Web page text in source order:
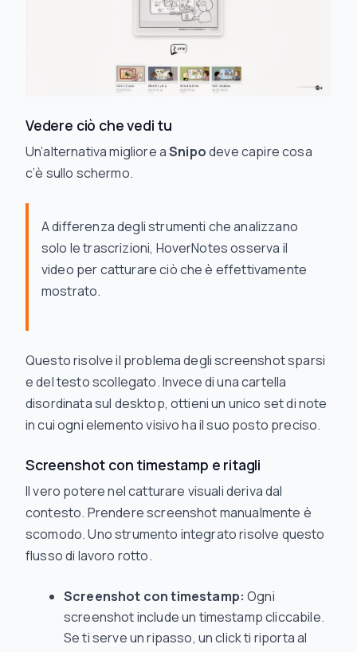
Vedere ciò che vedi tu
Un’alternativa migliore aSnipodeve capire cosa
c’è sullo schermo.
A differenza degli strumenti che analizzano
solo le trascrizioni, HoverNotes osserva il
video per catturare ciò che è effettivamente
mostrato.
Questo risolve il problema degli screenshot sparsi
e del testo scollegato. Invece di una cartella
disordinata sul desktop, ottieni un unico set di note
in cui ogni elemento visivo ha il suo posto preciso.
Screenshot con timestamp e ritagli
Il vero potere nel catturare visuali deriva dal
contesto. Prendere screenshot manualmente è
scomodo. Uno strumento integrato risolve questo
flusso di lavoro rotto.
Screenshot con timestamp: Ogni
screenshot include un timestamp cliccabile.
Se ti serve un ripasso, un click ti riporta al